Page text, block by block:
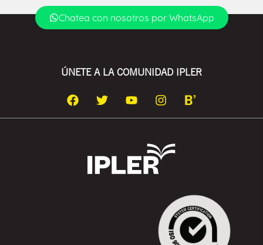
Chatea con nosotros por WhatsApp
ÚNETE A LA COMUNIDAD IPLER